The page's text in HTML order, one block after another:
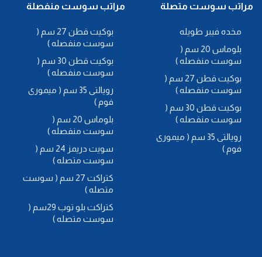
مراتب سوست متصلة
مخده فيبر طويله
بلوماس 20 سم (
سوست منفصله )
بوكيت قطن 27 سم (
سوست منفصله )
بوكيت قطن 30 سم (
سوست منفصله )
رويالتى 35 سم ( ميمورى
فوم )
مراتب سوست منفصلة
بوكيت قطن 27 سم (
سوست منفصله )
بوكيت قطن 30 سم (
سوست منفصله )
رويالتى 35 سم ( ميمورى
فوم )
بلوماس 20 سم (
سوست منفصله )
سويت دريمز 24 سم (
سوست متصله )
كتراكت 27 سم ( سوست
متصله )
كتراكت بلو توب 29سم (
سوست متصله )